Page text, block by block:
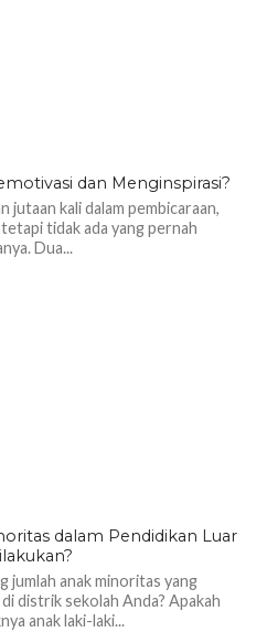
dan Menginspirasi?
jutaan kali dalam pembicaraan,
tidak ada yang pernah
Dua...
dalam Pendidikan Luar
jumlah anak minoritas yang
distrik sekolah Anda? Apakah
anak laki-laki...